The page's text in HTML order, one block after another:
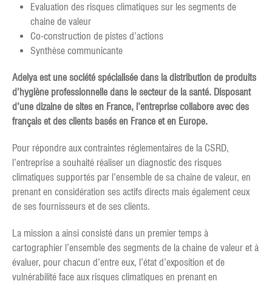
Evaluation des risques climatiques sur les segments de
chaine de valeur
Co-construction de pistes d’actions
Synthèse communicante
Adelya est une société spécialisée dans la distribution de produits
d’hygiène professionnelle dans le secteur de la santé. Disposant
d’une dizaine de sites en France, l’entreprise collabore avec des
français et des clients basés en France et en Europe.
Pour répondre aux contraintes réglementaires de la CSRD,
l’entreprise a souhaité réaliser un diagnostic des risques
climatiques supportés par l’ensemble de sa chaine de valeur, en
prenant en considération ses actifs directs mais également ceux
de ses fournisseurs et de ses clients.
La mission a ainsi consisté dans un premier temps à
cartographier l’ensemble des segments de la chaine de valeur et à
évaluer, pour chacun d’entre eux, l’état d’exposition et de
vulnérabilité face aux risques climatiques en prenant en